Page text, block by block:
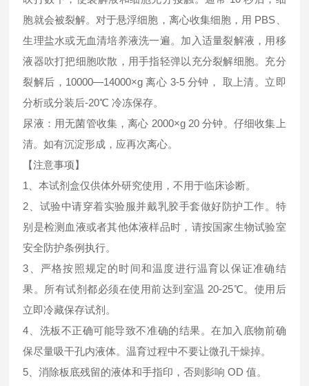
胞就会被裂解。对于悬浮细胞，离心收集细胞，用 PBS、
生理盐水或无血清培养液洗一遍。加入适量裂解液，用移
液器吹打把细胞吹散，用手指轻弹以充分裂解细胞。充分
裂解后，10000—14000×g 离心 3-5 分钟， 取上清。立即
分析或分装后-20℃ 冷冻保存。
尿液：用无菌管收集，离心 2000×g 20 分钟。仔细收集上
清。如有沉淀形成，应再次离心。
【注意事项】
1、本试剂盒仅供体外研究使用，不用于临床诊断。
2、试验中请穿着实验服并戴乳胶手套做好防护工作。特
别是检测血液或者其他体液样品时，请按国家生物试验室
安全防护条例执行。
3、严格按照规定的时间和温度进行温育以保证准确结
果。所有试剂都必须在使用前达到室温 20-25℃。使用后
立即冷藏保存试剂。
4、洗板不正确可能导致不准确的结果。在加入底物前确
保尽量吸干孔内液体。温育过程中不要让微孔干燥掉。
5、消除板底残留的液体和手指印，否则影响 OD 值。